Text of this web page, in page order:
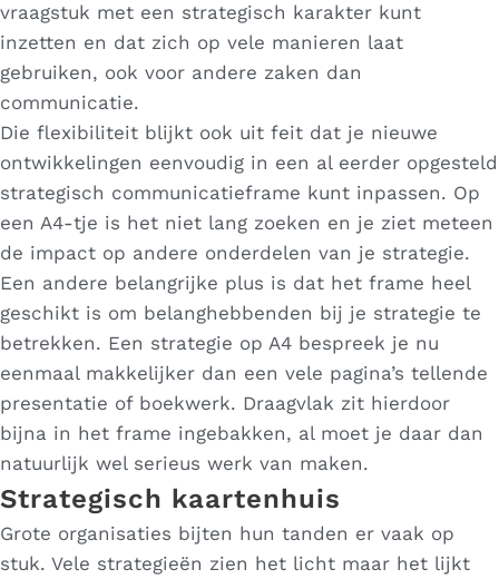
vraagstuk met een strategisch karakter kunt
inzetten en dat zich op vele manieren laat
gebruiken, ook voor andere zaken dan
communicatie.
Die flexibiliteit blijkt ook uit feit dat je nieuwe
ontwikkelingen eenvoudig in een al eerder opgesteld
strategisch communicatieframe kunt inpassen. Op
een A4-tje is het niet lang zoeken en je ziet meteen
de impact op andere onderdelen van je strategie.
Een andere belangrijke plus is dat het frame heel
geschikt is om belanghebbenden bij je strategie te
betrekken. Een strategie op A4 bespreek je nu
eenmaal makkelijker dan een vele pagina’s tellende
presentatie of boekwerk. Draagvlak zit hierdoor
bijna in het frame ingebakken, al moet je daar dan
natuurlijk wel serieus werk van maken.
Strategisch kaartenhuis
Grote organisaties bijten hun tanden er vaak op
stuk. Vele strategieën zien het licht maar het lijkt